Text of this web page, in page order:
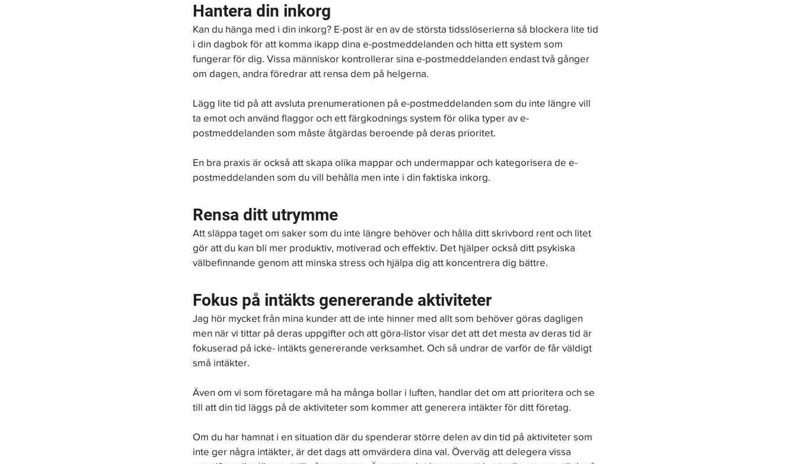
Hantera din inkorg
Kan du hänga med i din inkorg? E-post är en av de största tidsslöserierna så blockera lite tid
i din dagbok för att komma ikapp dina e-postmeddelanden och hitta ett system som
fungerar för dig. Vissa människor kontrollerar sina e-postmeddelanden endast två gånger
om dagen, andra föredrar att rensa dem på helgerna.
Lägg lite tid på att avsluta prenumerationen på e-postmeddelanden som du inte längre vill
ta emot och använd flaggor och ett färgkodnings system för olika typer av e-
postmeddelanden som måste åtgärdas beroende på deras prioritet.
En bra praxis är också att skapa olika mappar och undermappar och kategorisera de e-
postmeddelanden som du vill behålla men inte i din faktiska inkorg.
Rensa ditt utrymme
Att släppa taget om saker som du inte längre behöver och hålla ditt skrivbord rent och litet
gör att du kan bli mer produktiv, motiverad och effektiv. Det hjälper också ditt psykiska
välbefinnande genom att minska stress och hjälpa dig att koncentrera dig bättre.
Fokus på intäkts genererande aktiviteter
Jag hör mycket från mina kunder att de inte hinner med allt som behöver göras dagligen
men när vi tittar på deras uppgifter och att göra-listor visar det att det mesta av deras tid är
fokuserad på icke- intäkts genererande verksamhet. Och så undrar de varför de får väldigt
små intäkter.
Även om vi som företagare må ha många bollar i luften, handlar det om att prioritera och se
till att din tid läggs på de aktiviteter som kommer att generera intäkter för ditt företag.
Om du har hamnat i en situation där du spenderar större delen av din tid på aktiviteter som
inte ger några intäkter, är det dags att omvärdera dina val. Överväg att delegera vissa